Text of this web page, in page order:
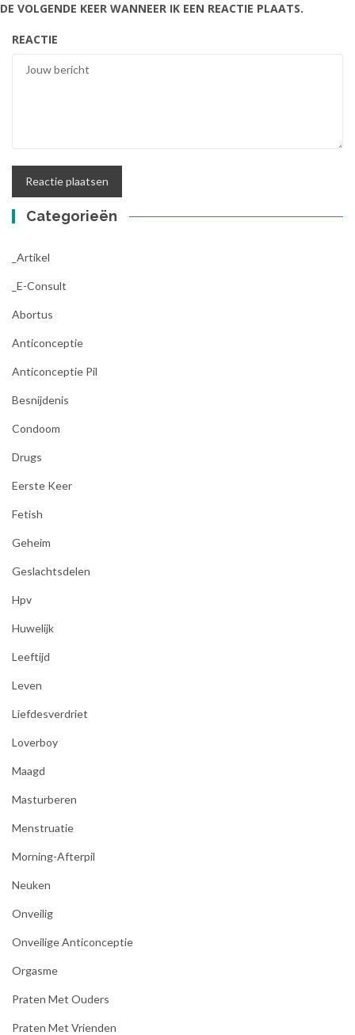
DE VOLGENDE KEER WANNEER IK EEN REACTIE PLAATS.
REACTIE
Categorieën
_Artikel
_E-Consult
Abortus
Anticonceptie
Anticonceptie Pil
Besnijdenis
Condoom
Drugs
Eerste Keer
Fetish
Geheim
Geslachtsdelen
Hpv
Huwelijk
Leeftijd
Leven
Liefdesverdriet
Loverboy
Maagd
Masturberen
Menstruatie
Morning-Afterpil
Neuken
Onveilig
Onveilige Anticonceptie
Orgasme
Praten Met Ouders
Praten Met Vrienden